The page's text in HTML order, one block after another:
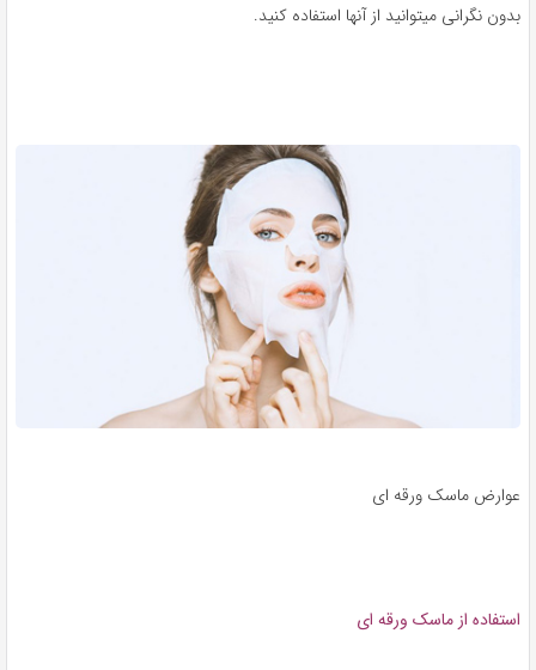
بدون نگرانی میتوانید از آنها استفاده کنید.
عوارض ماسک ورقه ای
استفاده از ماسک ورقه ای